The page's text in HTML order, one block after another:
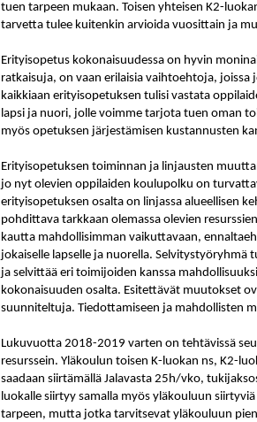
tuen tarpeen mukaan. Toisen yhteisen K2-
tarvetta tulee kuitenkin arvioida vuosittain ja
Erityisopetus kokonaisuudessa on hyvin
ratkaisuja, on vaan erilaisia vaihtoehtoja,
kaikkiaan erityisopetuksen tulisi vastata
lapsi ja nuori, jolle voimme tarjota tuen oman
myös opetuksen järjestämisen kustannusten
Erityisopetuksen toiminnan ja linjausten
jo nyt olevien oppilaiden koulupolku on
erityisopetuksen osalta on linjassa alueellisen
pohdittava tarkkaan olemassa olevien
kautta mahdollisimman vaikuttavaan,
jokaiselle lapselle ja nuorella.
ja selvittää eri toimijoiden kanssa
kokonaisuuden osalta. Esitettävät muutokset
suunniteltuja. Tiedottamiseen ja mahdollisten
Lukuvuotta 2018-2019 varten on tehtävissä
resurssein. Yläkoulun toisen K-luokan ns, K2-
saadaan siirtämällä Jalavasta 25h/vko,
luokalle siirtyy samalla myös yläkouluun
tarpeen, mutta jotka tarvitsevat yläkouluun